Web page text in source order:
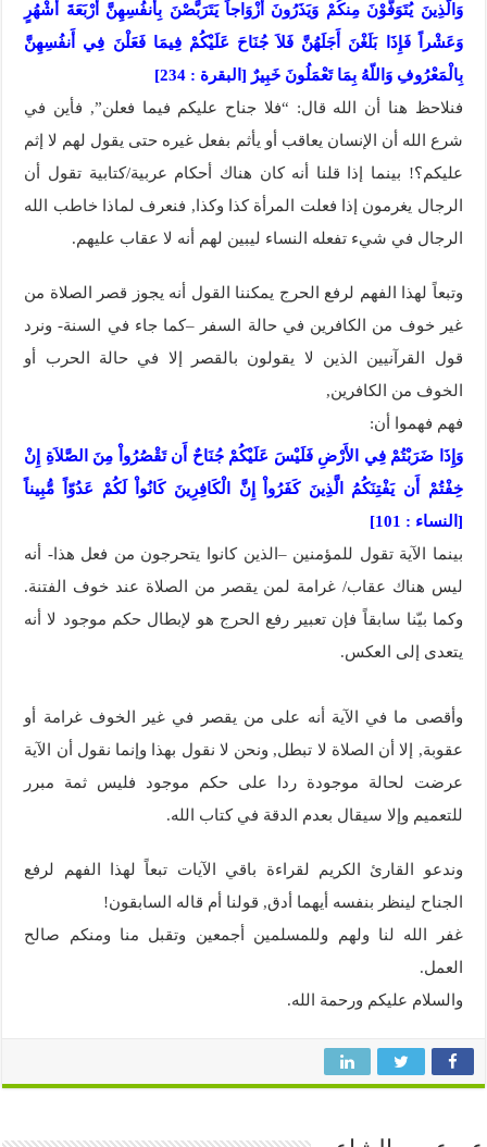
وَالَّذِينَ يُتَوَفَّوْنَ مِنكُمْ وَيَذَرُونَ أَزْوَاجاً يَتَرَبَّصْنَ بِأَنفُسِهِنَّ أَرْبَعَةَ أَشْهُرٍ
وَعَشْراً فَإِذَا بَلَغْنَ أَجَلَهُنَّ فَلاَ جُنَاحَ عَلَيْكُمْ فِيمَا فَعَلْنَ فِي أَنفُسِهِنَّ
بِالْمَعْرُوفِ وَاللّهُ بِمَا تَعْمَلُونَ خَبِيرٌ [البقرة : 234]
فنلاحظ هنا أن الله قال: “فلا جناح عليكم فيما فعلن”, فأين في
شرع الله أن الإنسان يعاقب أو يأثم بفعل غيره حتى يقول لهم لا إثم
عليكم؟! بينما إذا قلنا أنه كان هناك أحكام عربية/كتابية تقول أن
الرجال يغرمون إذا فعلت المرأة كذا وكذا, فنعرف لماذا خاطب الله
الرجال في شيء تفعله النساء ليبين لهم أنه لا عقاب عليهم.
وتبعاً لهذا الفهم لرفع الحرج يمكننا القول أنه يجوز قصر الصلاة من
غير خوف من الكافرين في حالة السفر –كما جاء في السنة- ونرد
قول القرآنيين الذين لا يقولون بالقصر إلا في حالة الحرب أو
الخوف من الكافرين,
فهم فهموا أن:
وَإِذَا ضَرَبْتُمْ فِي الأَرْضِ فَلَيْسَ عَلَيْكُمْ جُنَاحٌ أَن تَقْصُرُواْ مِنَ الصَّلاَةِ إِنْ
خِفْتُمْ أَن يَفْتِنَكُمُ الَّذِينَ كَفَرُواْ إِنَّ الْكَافِرِينَ كَانُواْ لَكُمْ عَدُوّاً مُّبِيناً
[النساء : 101]
بينما الآية تقول للمؤمنين –الذين كانوا يتحرجون من فعل هذا- أنه
ليس هناك عقاب/ غرامة لمن يقصر من الصلاة عند خوف الفتنة.
وكما بيّنا سابقاً فإن تعبير رفع الحرج هو لإبطال حكم موجود لا أنه
يتعدى إلى العكس.
وأقصى ما في الآية أنه على من يقصر في غير الخوف غرامة أو
عقوبة, إلا أن الصلاة لا تبطل, ونحن لا نقول بهذا وإنما نقول أن الآية
عرضت لحالة موجودة ردا على حكم موجود فليس ثمة مبرر
للتعميم وإلا سيقال بعدم الدقة في كتاب الله.
وندعو القارئ الكريم لقراءة باقي الآيات تبعاً لهذا الفهم لرفع
الجناح لينظر بنفسه أيهما أدق, قولنا أم قاله السابقون!
غفر الله لنا ولهم وللمسلمين أجمعين وتقبل منا ومنكم صالح
العمل.
والسلام عليكم ورحمة الله.